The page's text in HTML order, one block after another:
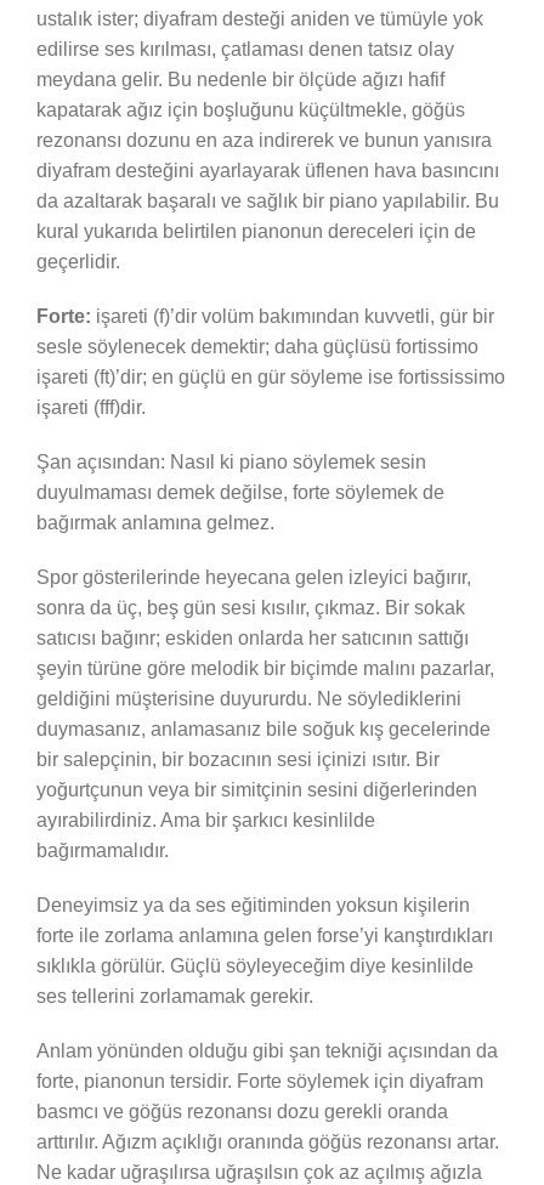
ustalık ister; diyafram desteği aniden ve tümüyle yok
edilirse ses kırılması, çatlaması denen tatsız olay
meydana gelir. Bu nedenle bir ölçüde ağızı hafif
kapatarak ağız için boşluğunu küçültmekle, göğüs
rezonansı dozunu en aza indirerek ve bunun yanısıra
diyafram desteğini ayarlayarak üflenen hava basıncını
da azaltarak başaralı ve sağlık bir piano yapılabilir. Bu
kural yukarıda belirtilen pianonun dereceleri için de
geçerlidir.
Forte: işareti (f)’dir volüm bakımından kuvvetli, gür bir
sesle söylenecek demektir; daha güçlüsü fortissimo
işareti (ft)’dir; en güçlü en gür söyleme ise fortississimo
işareti (fff)dir.
Şan açısından: Nasıl ki piano söylemek sesin
duyulmaması demek değilse, forte söylemek de
bağırmak anlamına gelmez.
Spor gösterilerinde heyecana gelen izleyici bağırır,
sonra da üç, beş gün sesi kısılır, çıkmaz. Bir sokak
satıcısı bağınr; eskiden onlarda her satıcının sattığı
şeyin türüne göre melodik bir biçimde malını pazarlar,
geldiğini müşterisine duyururdu. Ne söylediklerini
duymasanız, anlamasanız bile soğuk kış gecelerinde
bir salepçinin, bir bozacının sesi içinizi ısıtır. Bir
yoğurtçunun veya bir simitçinin sesini diğerlerinden
ayırabilirdiniz. Ama bir şarkıcı kesinlilde
bağırmamalıdır.
Deneyimsiz ya da ses eğitiminden yoksun kişilerin
forte ile zorlama anlamına gelen forse’yi kanştırdıkları
sıklıkla görülür. Güçlü söyleyeceğim diye kesinlilde
ses tellerini zorlamamak gerekir.
Anlam yönünden olduğu gibi şan tekniği açısından da
forte, pianonun tersidir. Forte söylemek için diyafram
basmcı ve göğüs rezonansı dozu gerekli oranda
arttırılır. Ağızm açıklığı oranında göğüs rezonansı artar.
Ne kadar uğraşılırsa uğraşılsın çok az açılmış ağızla